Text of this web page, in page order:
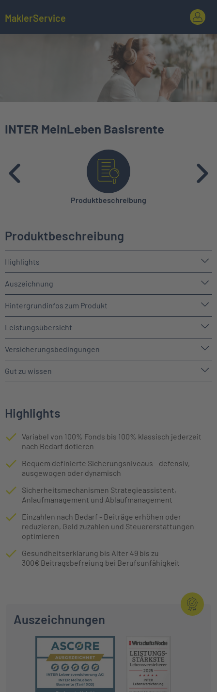
MaklerService
INTER MeinLeben Basisrente
Produktbeschreibung
Produktbeschreibung
Highlights
Auszeichnung
Hintergrundinfos zum Produkt
Leistungsübersicht
Versicherungsbedingungen
Gut zu wissen
Highlights
Variabel von 100% Fonds bis 100% klassisch jederzeit
nach Bedarf dotieren
Bequem definierte Sicherungsniveaus - defensiv,
ausgewogen oder dynamisch
Sicherheitsmechanismen Strategieassistent,
Anlaufmanagement und Ablaufmanagement
Einzahlen nach Bedarf - Beiträge erhöhen oder
reduzieren, Geld zuzahlen und Steuererstattungen
optimieren
Gesundheitserklärung bis Alter 49 bis zu
300€ Beitragsbefreiung bei Berufsunfähigkeit
Auszeichnungen